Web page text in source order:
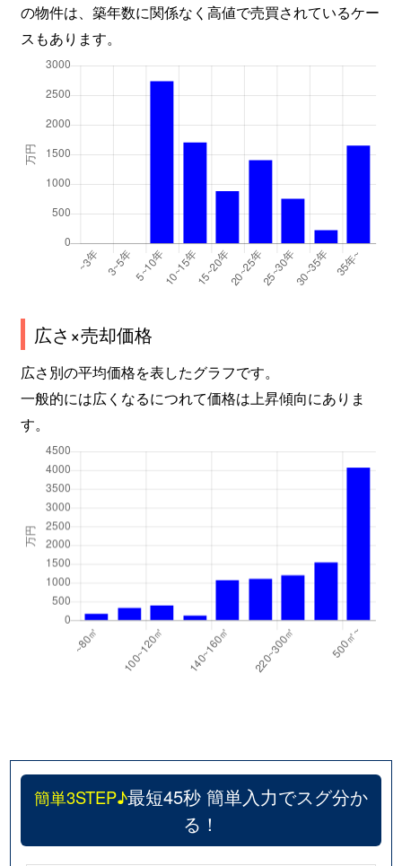
の物件は、築年数に関係なく高値で売買されているケー
スもあります。
広さ×売却価格
広さ別の平均価格を表したグラフです。
一般的には広くなるにつれて価格は上昇傾向にありま
す。
簡単3STEP♪最短45秒 簡単入力でスグ分か
る！